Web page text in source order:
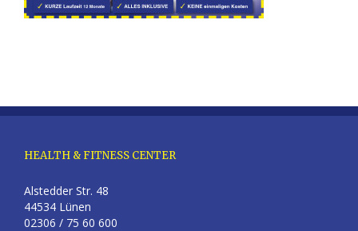
HEALTH & FITNESS CENTER
Alstedder Str. 48
44534 Lünen
02306 / 75 60 600